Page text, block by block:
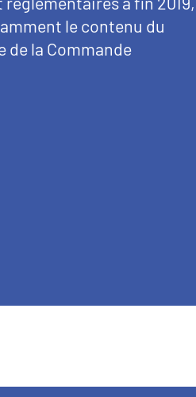
le contenu du
de la Commande